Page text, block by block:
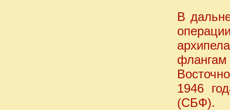
В
флангам
1946
(СБФ).